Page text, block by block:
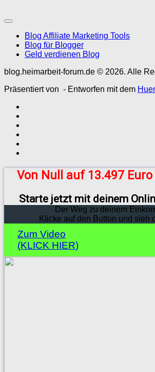
Blog Affiliate Marketing Tools
Blog für Blogger
Geld verdienen Blog
blog.heimarbeit-forum.de © 2026. Alle
Präsentiert von - Entworfen mit dem
Von Null auf 13.497
Starte jetzt mit deinem
Der Weg zu deinem
Klicke auf den Button und sieh
Zum Video
(KLICK HIER)